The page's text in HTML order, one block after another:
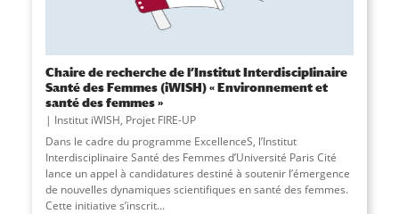
Chaire de recherche de l’Institut Interdisciplinaire
Santé des Femmes (iWISH) « Environnement et
santé des femmes »
Institut iWISH, Projet FIRE-UP
Dans le cadre du programme ExcellenceS, l’Institut
Interdisciplinaire Santé des Femmes d’Université Paris Cité
lance un appel à candidatures destiné à soutenir l’émergence
de nouvelles dynamiques scientifiques en santé des femmes.
Cette initiative s’inscrit...